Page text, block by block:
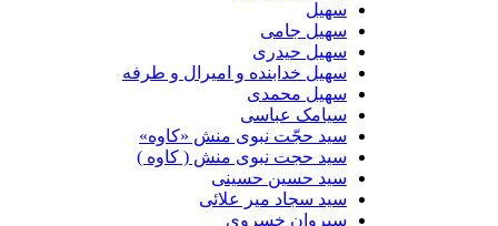
سهیل جامی
سهیل حیدری
سهیل خدابنده و امیرال و طرفه
سهیل محمدی
سیامک عباسی
سید حجّت نبوی منش «کاوه»
سید حجت نبوی منش ( کاوه )
سید حسین حسینى
سید سجاد میر علائی
سیروان خسروی